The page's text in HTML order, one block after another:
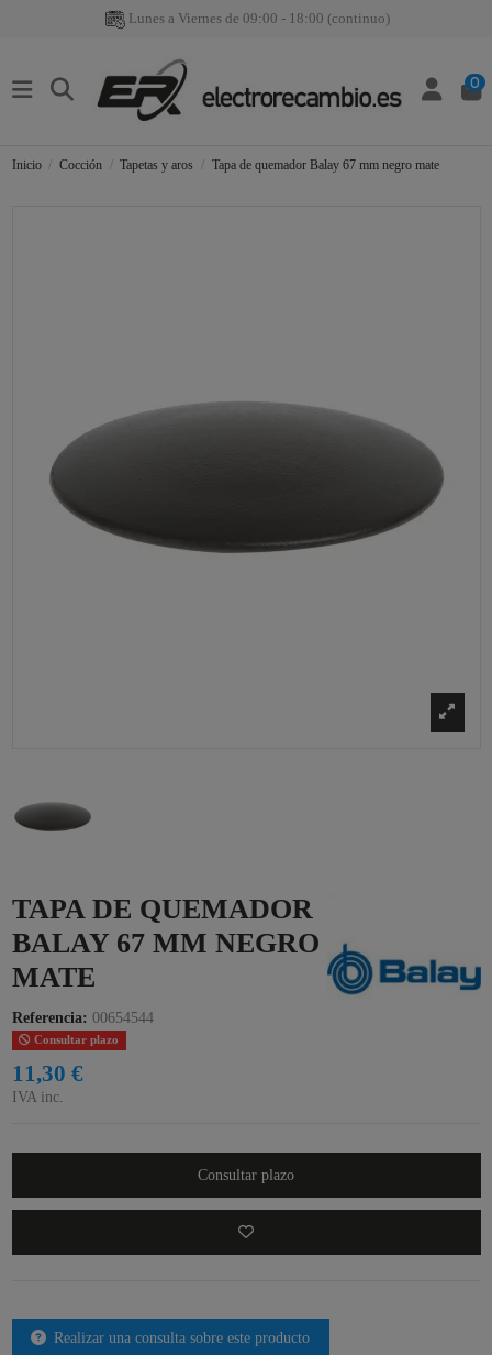
Lunes a Viernes de 09:00 - 18:00 (continuo)
0
Inicio Cocción Tapetas y aros Tapa de quemador Balay 67 mm negro mate
TAPA DE QUEMADOR
BALAY 67 MM NEGRO
MATE
Referencia: 00654544
Consultar plazo
11,30 €
IVA inc.
Consultar plazo
Realizar una consulta sobre este producto